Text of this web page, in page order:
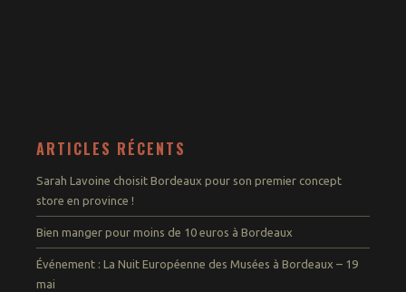
ARTICLES RÉCENTS
Sarah Lavoine choisit Bordeaux pour son premier concept
store en province !
Bien manger pour moins de 10 euros à Bordeaux
Événement : La Nuit Européenne des Musées à Bordeaux – 19
mai